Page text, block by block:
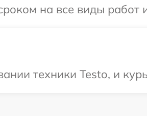
на все виды работ
техники Testo, и